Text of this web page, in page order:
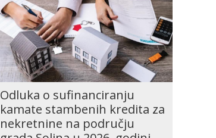
Odluka o sufinanciranju
kamate stambenih kredita za
nekretnine na području